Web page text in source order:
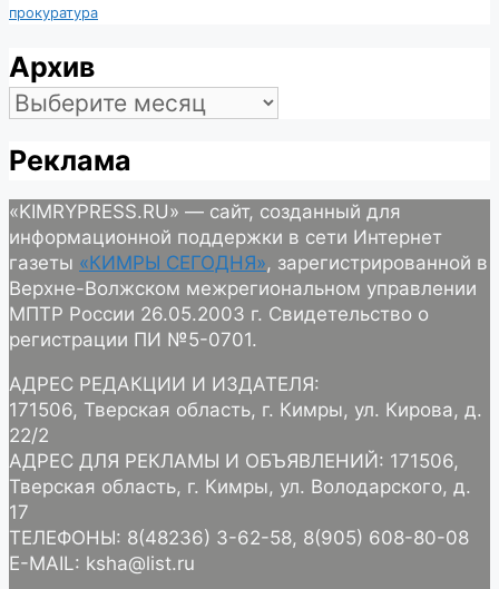
прокуратура
Архив
Архив
Реклама
«KIMRYPRESS.RU» — сайт, созданный для
информационной поддержки в сети Интернет
газеты «КИМРЫ СЕГОДНЯ», зарегистрированной в
Верхне-Волжском межрегиональном управлении
МПТР России 26.05.2003 г. Свидетельство о
регистрации ПИ №5-0701.
АДРЕС РЕДАКЦИИ И ИЗДАТЕЛЯ:
171506, Тверская область, г. Кимры, ул. Кирова, д.
22/2
АДРЕС ДЛЯ РЕКЛАМЫ И ОБЪЯВЛЕНИЙ: 171506,
Тверская область, г. Кимры, ул. Володарского, д.
17
ТЕЛЕФОНЫ: 8(48236) 3-62-58, 8(905) 608-80-08
E-MAIL: ksha@list.ru